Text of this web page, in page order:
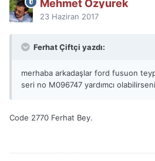
Mehmet Ozyurek
23 Haziran 2017
Ferhat Çiftçi yazdı:
merhaba arkadaşlar ford fusuon
seri no M096747 yardımcı
Code 2770 Ferhat Bey.